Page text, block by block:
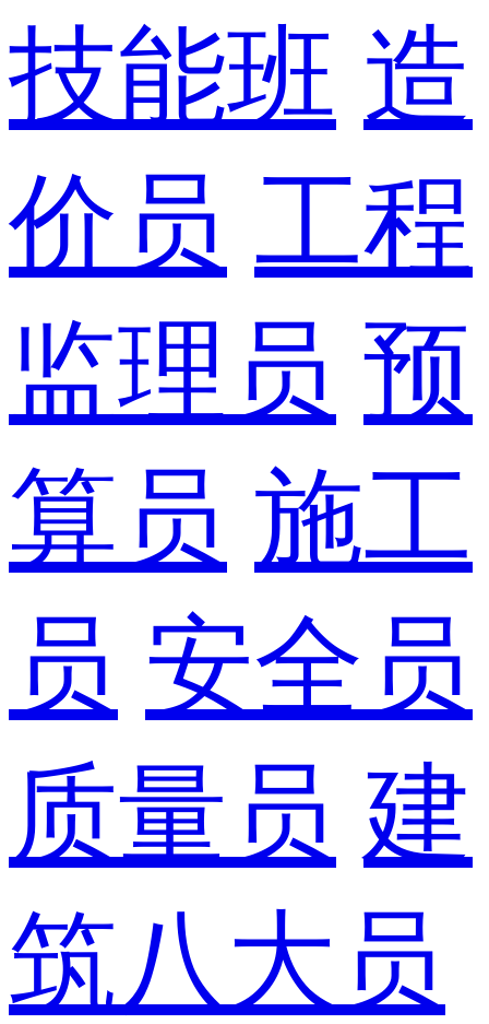
技能班 造
价员 工程
监理员 预
算员 施工
员 安全员
质量员 建
筑八大员